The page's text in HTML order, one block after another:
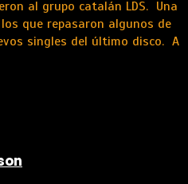
al grupo catalán LDS. Una
que repasaron algunos de
singles del último disco. A